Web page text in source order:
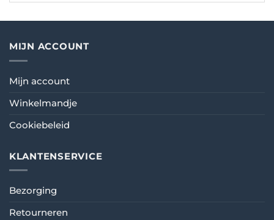
MIJN ACCOUNT
Mijn account
Winkelmandje
Cookiebeleid
KLANTENSERVICE
Bezorging
Retourneren